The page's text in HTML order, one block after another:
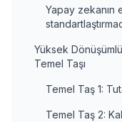
Yapay zekanın
Yüksek
Temel Taşı
Temel Taş 1:
Temel Taş 2: